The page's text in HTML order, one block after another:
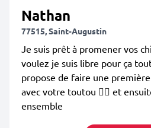
Nathan
77515, Saint-Augustin
Je suis prêt à promener vos
voulez je suis libre pour ça
propose de faire une
avec votre toutou 🐕‍🦺 et
ensemble